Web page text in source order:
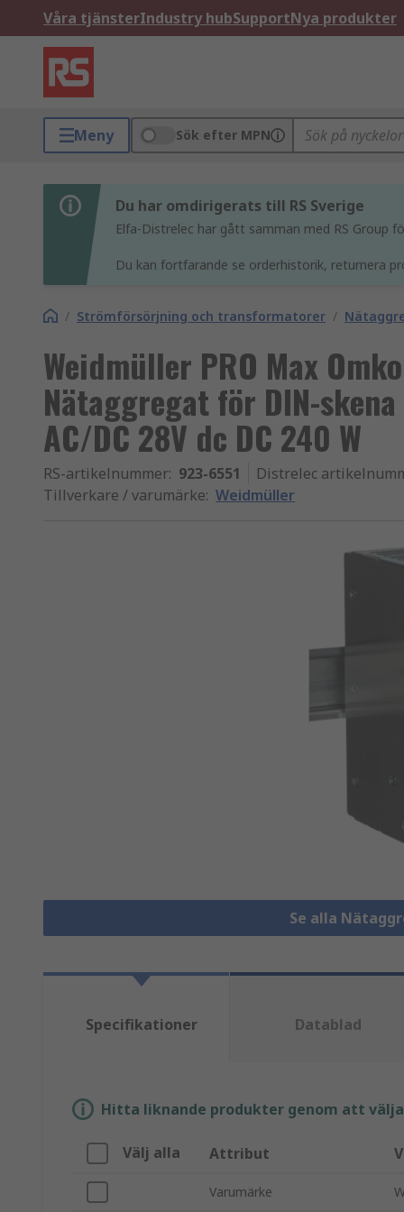
Våra tjänsterIndustry hubSupportNya produkter
Meny Sök efter MPN
Du har omdirigerats till RS Sverige
Elfa-Distrelec har gått samman med RS Group
Du kan fortfarande se orderhistorik, returnera
/ Strömförsörjning och transformatorer /
Weidmüller PRO Max
Nätaggregat för DIN-
AC/DC 28V dc DC 240 W
RS-artikelnummer: 923-6551 Distrelec
Tillverkare / varumärke: Weidmüller
Se alla
Specifikationer Datablad
Hitta liknande produkter genom att
Välj alla Attribut
Varumärke